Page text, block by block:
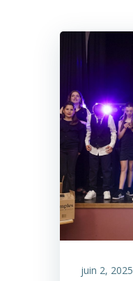
juin 2, 2025